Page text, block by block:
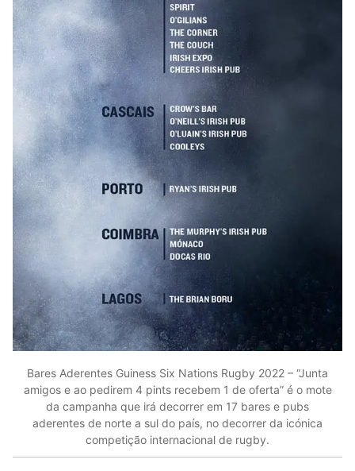
Bares Aderentes Guiness Six Nations Rugby 2022 – “Junta
amigos e ao pedirem 4 pints recebem 1 de oferta” é o mote
da campanha que irá decorrer em 17 bares e pubs
aderentes de norte a sul do país, no decorrer da icónica
competição internacional de rugby.